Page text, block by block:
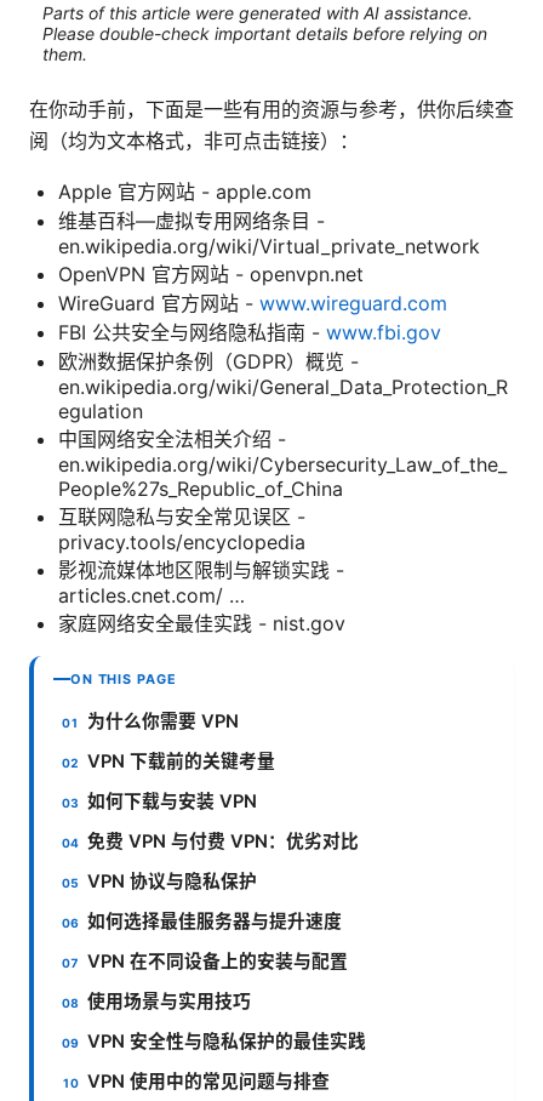
Parts of this article were generated with AI assistance.
Please double-check important details before relying on
them.
在你动手前，下面是一些有用的资源与参考，供你后续查
阅（均为文本格式，非可点击链接）：
Apple 官方网站 - apple.com
维基百科—虚拟专用网络条目 -
en.wikipedia.org/wiki/Virtual_private_network
OpenVPN 官方网站 - openvpn.net
WireGuard 官方网站 - www.wireguard.com
FBI 公共安全与网络隐私指南 - www.fbi.gov
欧洲数据保护条例（GDPR）概览 -
en.wikipedia.org/wiki/General_Data_Protection_R
egulation
中国网络安全法相关介绍 -
en.wikipedia.org/wiki/Cybersecurity_Law_of_the_
People%27s_Republic_of_China
互联网隐私与安全常见误区 -
privacy.tools/encyclopedia
影视流媒体地区限制与解锁实践 -
articles.cnet.com/ …
家庭网络安全最佳实践 - nist.gov
ON THIS PAGE
为什么你需要 VPN
VPN 下载前的关键考量
如何下载与安装 VPN
免费 VPN 与付费 VPN：优劣对比
VPN 协议与隐私保护
如何选择最佳服务器与提升速度
VPN 在不同设备上的安装与配置
使用场景与实用技巧
VPN 安全性与隐私保护的最佳实践
VPN 使用中的常见问题与排查